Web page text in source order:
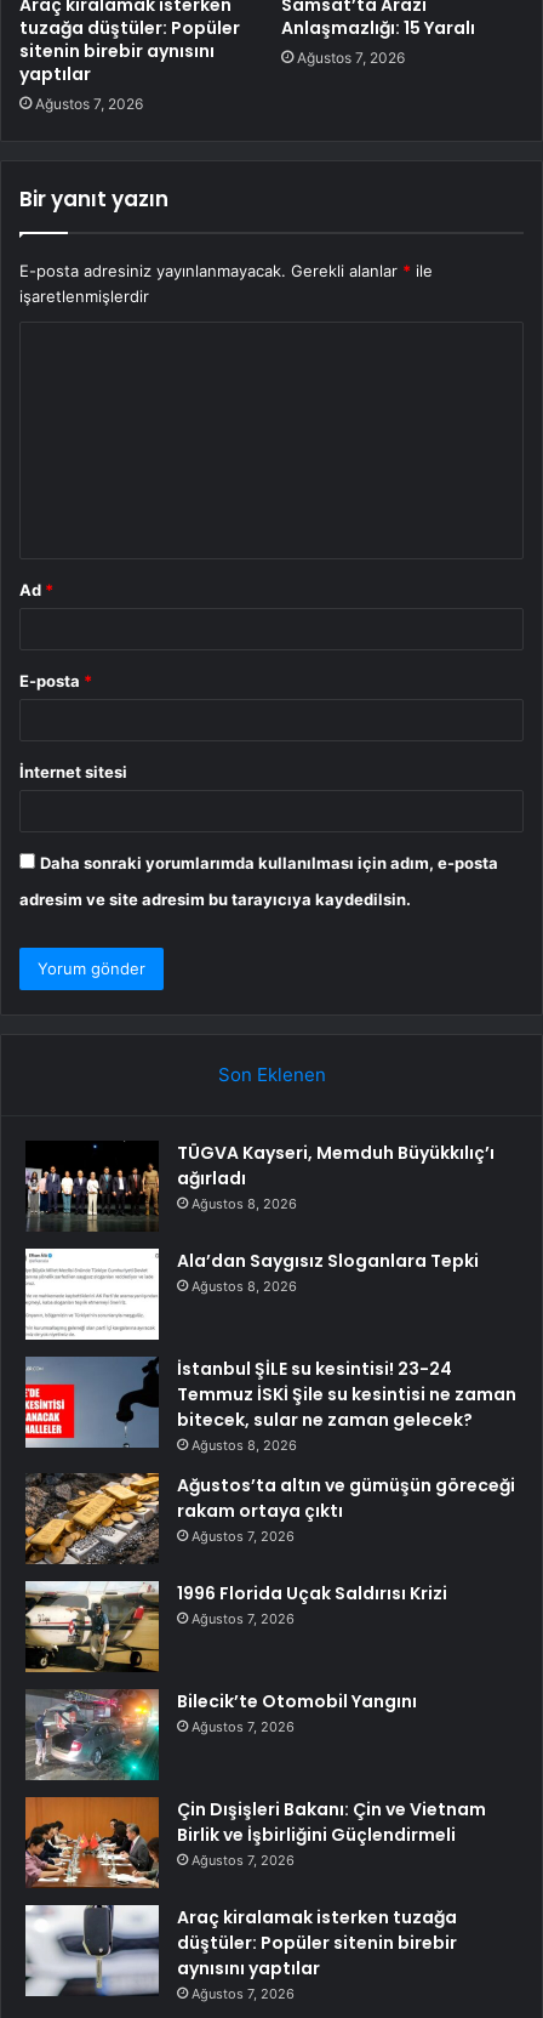
Araç kiralamak isterken
tuzağa düştüler: Popüler
sitenin birebir aynısını
yaptılar
Ağustos 7, 2026
Samsat’ta Arazi
Anlaşmazlığı: 15 Yaralı
Ağustos 7, 2026
Bir yanıt yazın
E-posta adresiniz yayınlanmayacak. Gerekli alanlar * ile
işaretlenmişlerdir
Ad *
E-posta *
İnternet sitesi
Daha sonraki yorumlarımda kullanılması için adım, e-posta
adresim ve site adresim bu tarayıcıya kaydedilsin.
Son Eklenen
TÜGVA Kayseri, Memduh Büyükkılıç’ı
ağırladı
Ağustos 8, 2026
Ala’dan Saygısız Sloganlara Tepki
Ağustos 8, 2026
İstanbul ŞİLE su kesintisi! 23-24
Temmuz İSKİ Şile su kesintisi ne zaman
bitecek, sular ne zaman gelecek?
Ağustos 8, 2026
Ağustos’ta altın ve gümüşün göreceği
rakam ortaya çıktı
Ağustos 7, 2026
1996 Florida Uçak Saldırısı Krizi
Ağustos 7, 2026
Bilecik’te Otomobil Yangını
Ağustos 7, 2026
Çin Dışişleri Bakanı: Çin ve Vietnam
Birlik ve İşbirliğini Güçlendirmeli
Ağustos 7, 2026
Araç kiralamak isterken tuzağa
düştüler: Popüler sitenin birebir
aynısını yaptılar
Ağustos 7, 2026